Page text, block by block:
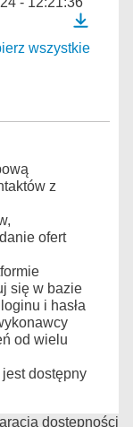
wszystkie
z
ofert
się w bazie
i hasła
od wielu
dostępny
dostępności